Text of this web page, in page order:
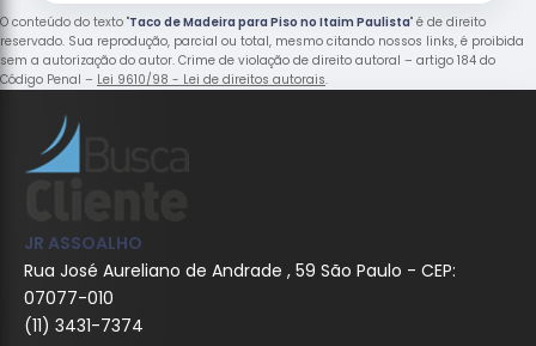
O conteúdo do texto "Taco de Madeira para Piso no Itaim Paulista" é de direito
reservado. Sua reprodução, parcial ou total, mesmo citando nossos links, é proibida
sem a autorização do autor. Crime de violação de direito autoral – artigo 184 do
Código Penal – Lei 9610/98 - Lei de direitos autorais.
JR ASSOALHO
Rua José Aureliano de Andrade , 59 São Paulo - CEP:
07077-010
(11) 3431-7374